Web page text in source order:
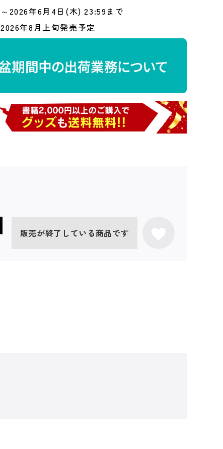
～2026年6月4日(木) 23:59まで
2026年8月上旬発売予定
販売が終了している商品です